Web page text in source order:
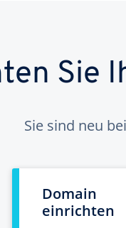
Sie
Sie sind neu
Domain
einrichten